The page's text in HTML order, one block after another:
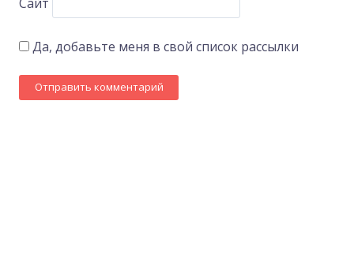
Сайт
Да, добавьте меня в свой список рассылки